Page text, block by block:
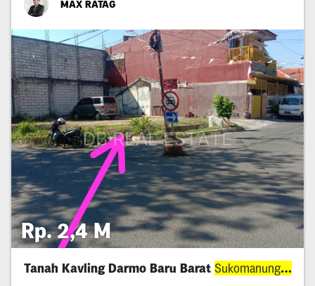
MAX RATAG
Rp. 2,4 M
Tanah Kavling Darmo Baru Barat Sukomanunggal